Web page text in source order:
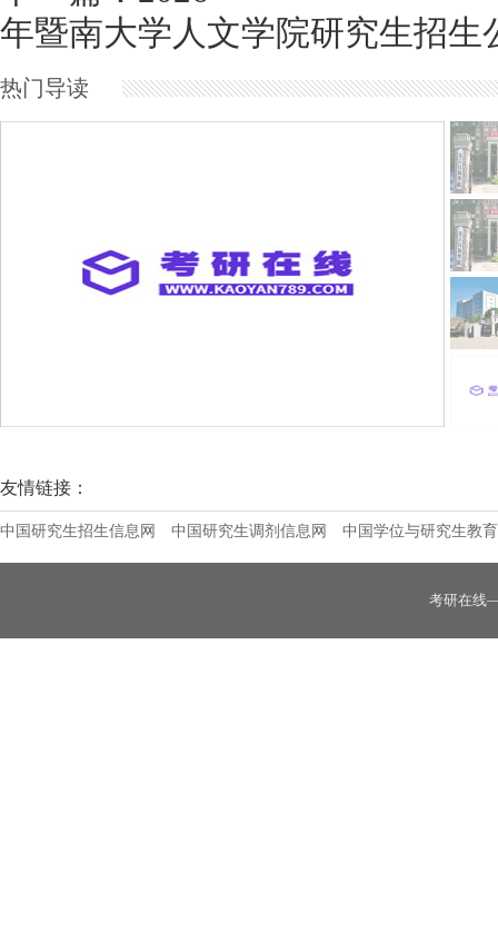
年暨南大学人文学院研究生招生
热门导读
友情链接：
中国研究生招生信息网 中国研究生调剂信息网 中国学位与研究生教
考研在线